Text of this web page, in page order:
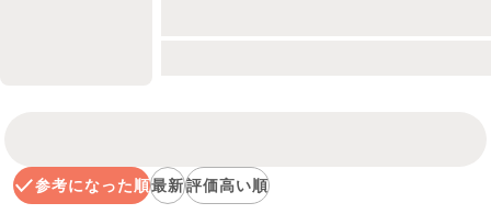
参考になった順最新評価高い順